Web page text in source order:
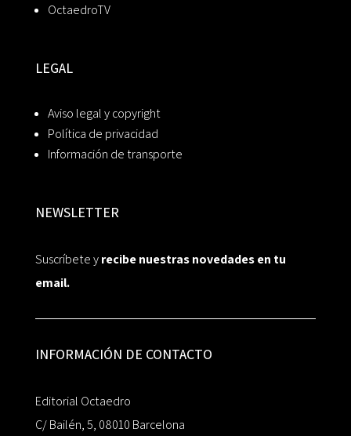
OctaedroTV
LEGAL
Aviso legal y copyright
Política de privacidad
Información de transporte
NEWSLETTER
Suscríbete yrecibe nuestras novedades en tu
email.
INFORMACIÓN DE CONTACTO
Editorial Octaedro
C/ Bailén, 5, 08010 Barcelona